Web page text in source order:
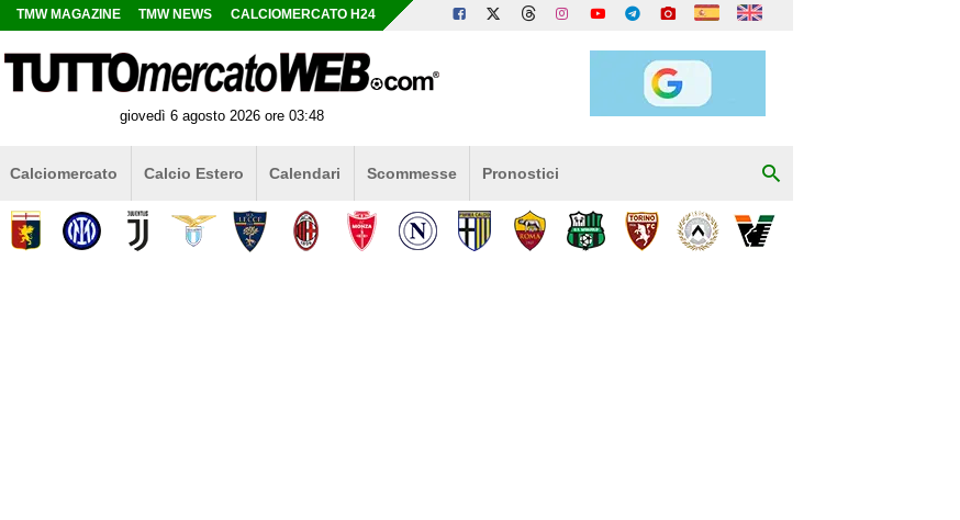
TMW MAGAZINE TMW NEWS CALCIOMERCATO H24
giovedì 6 agosto 2026 ore 03:48
Calciomercato Calcio Estero Calendari Scommesse Pronostici